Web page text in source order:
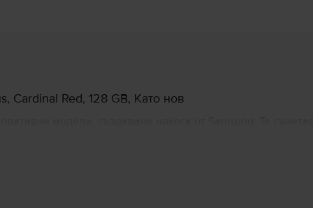
Cardinal Red, 128 GB, Като нов